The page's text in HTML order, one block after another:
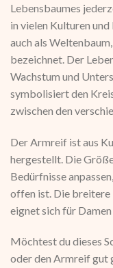
Lebensbaumes
in vielen Kulturen
auch als
bezeichnet. Der
Wachstum und
symbolisiert den
zwischen den
Der Armreif ist aus
hergestellt. Die
Bedürfnisse
offen ist. Die breitere
eignet sich für
Möchtest du dieses
oder den Armreif gut